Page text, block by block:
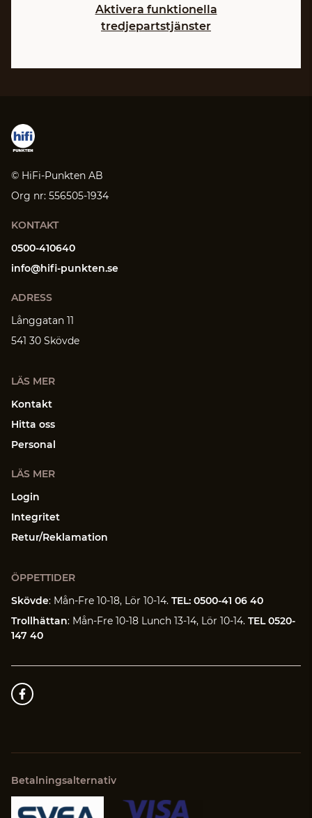
Aktivera funktionella
tredjepartstjänster
© HiFi-Punkten AB
Org nr: 556505-1934
KONTAKT
0500-410640
info@hifi-punkten.se
ADRESS
Långgatan 11
541 30 Skövde
LÄS MER
Kontakt
Hitta oss
Personal
LÄS MER
Login
Integritet
Retur/Reklamation
ÖPPETTIDER
Skövde: Mån-Fre 10-18, Lör 10-14. TEL: 0500-41 06 40
Trollhättan: Mån-Fre 10-18 Lunch 13-14, Lör 10-14. TEL 0520-
147 40
Betalningsalternativ